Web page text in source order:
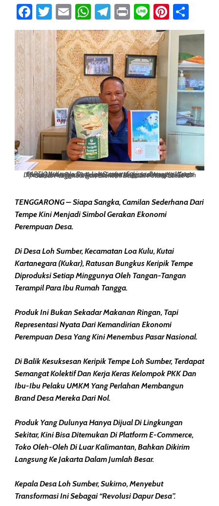
Facebook
Twitter
EmailWhatsApp
Telegram
PrintLine
CAPTION: Kepala Desa Loh Sumber, Sukirno, Bersama Warga Menunjukkan Produk Keripik Tempe Unggulan Yang Kini Telah Dipasarkan Hingga Ke Jakarta. UMKM Desa Ini Menjadi Contoh Sukses Pengembangan Ekonomi Berbasis Potensi Lokal.
TENGGARONG – Siapa Sangka, Camilan Sederhana Dari
Tempe Kini Menjadi Simbol Gerakan Ekonomi
Perempuan Desa.
Di Desa Loh Sumber, Kecamatan Loa Kulu, Kutai
Kartanegara (Kukar), Ratusan Bungkus Keripik Tempe
Diproduksi Setiap Minggunya Oleh Tangan-Tangan
Terampil Para Ibu Rumah Tangga.
Produk Ini Bukan Sekadar Makanan Ringan, Tapi
Representasi Nyata Dari Kemandirian Ekonomi
Perempuan Desa Yang Kini Menembus Pasar Nasional.
Di Balik Kesuksesan Keripik Tempe Loh Sumber, Terdapat
Semangat Kolektif Dan Kerja Keras Kelompok PKK Dan
Ibu-Ibu Pelaku UMKM Yang Perlahan Membangun
Brand Desa Mereka Dari Nol.
Produk Yang Dulunya Hanya Dijual Di Lingkungan
Sekitar, Kini Bisa Ditemukan Di Platform E-Commerce,
Toko Oleh-Oleh Di Luar Kalimantan, Bahkan Dikirim
Langsung Ke Jakarta Dalam Jumlah Besar.
Kepala Desa Loh Sumber, Sukirno, Menyebut
Transformasi Ini Sebagai “revolusi Dapur Desa”.